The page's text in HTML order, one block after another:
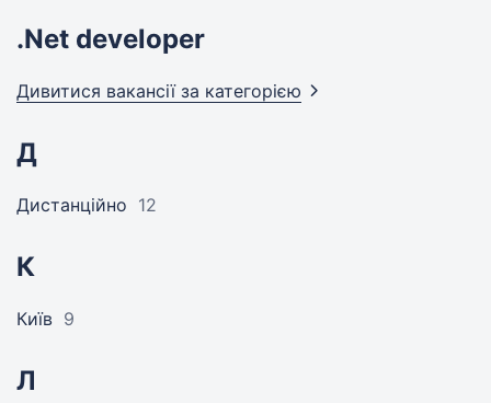
.Net developer
Дивитися вакансії за категорією
Д
Дистанційно 12
К
Київ 9
Л